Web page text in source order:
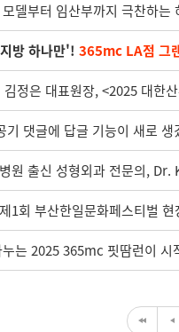
델부터 임산부까지 극찬하는
방 하나만'! 365mc LA점 그
정은 대표원장, <2025 대한
댓글에 답글 기능이 새로 생
원 출신 성형외과 전문의,
1회 부산한일문화페스티벌
는 2025 365mc 핏땀런이 시